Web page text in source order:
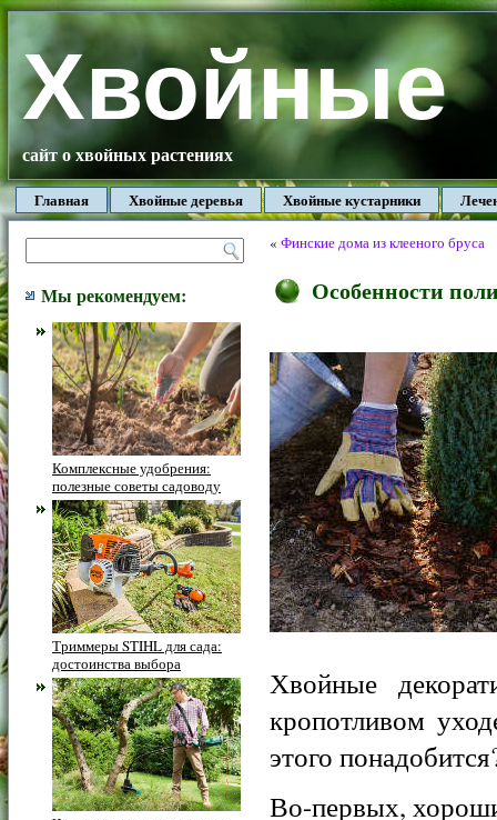
Хвойные
сайт о хвойных растениях
Главная Хвойные деревья Хвойные кустарники
Мы рекомендуем:
Комплексные удобрения:
полезные советы садоводу
Триммеры STIHL для сада:
достоинства выбора
« Финские дома из клееного бруса
Особенности
Хвойные
кропотливом
этого
Во-первых,